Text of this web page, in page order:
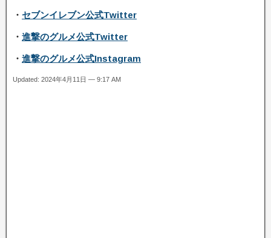
・ セブンイレブン公式Twitter
・ 進撃のグルメ公式Twitter
・ 進撃のグルメ公式Instagram
Updated: 2024年4月11日 — 9:17 AM